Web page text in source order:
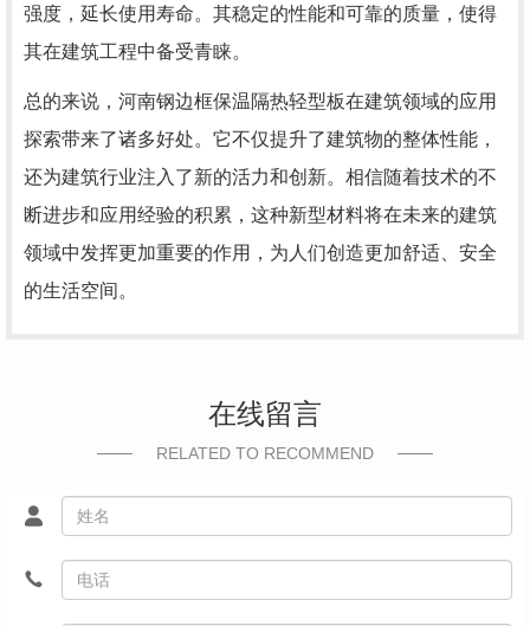
强度，延长使用寿命。其稳定的性能和可靠的质量，使得
其在建筑工程中备受青睐。
总的来说，河南钢边框保温隔热轻型板在建筑领域的应用
探索带来了诸多好处。它不仅提升了建筑物的整体性能，
还为建筑行业注入了新的活力和创新。相信随着技术的不
断进步和应用经验的积累，这种新型材料将在未来的建筑
领域中发挥更加重要的作用，为人们创造更加舒适、安全
的生活空间。
在线留言
RELATED TO RECOMMEND